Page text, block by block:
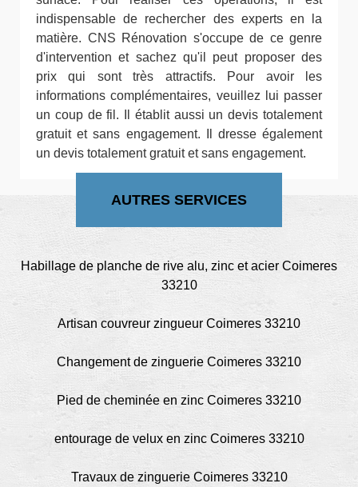
indispensable de rechercher des experts en la
matière. CNS Rénovation s'occupe de ce genre
d'intervention et sachez qu'il peut proposer des
prix qui sont très attractifs. Pour avoir les
informations complémentaires, veuillez lui passer
un coup de fil. Il établit aussi un devis totalement
gratuit et sans engagement. Il dresse également
un devis totalement gratuit et sans engagement.
AUTRES SERVICES
Habillage de planche de rive alu, zinc et acier Coimeres
33210
Artisan couvreur zingueur Coimeres 33210
Changement de zinguerie Coimeres 33210
Pied de cheminée en zinc Coimeres 33210
entourage de velux en zinc Coimeres 33210
Travaux de zinguerie Coimeres 33210